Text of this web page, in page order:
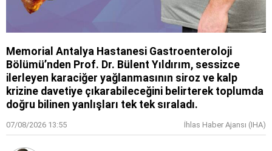
Memorial Antalya Hastanesi Gastroenteroloji
Bölümü’nden Prof. Dr. Bülent Yıldırım, sessizce
ilerleyen karaciğer yağlanmasının siroz ve kalp
krizine davetiye çıkarabileceğini belirterek toplumda
doğru bilinen yanlışları tek tek sıraladı.
07/08/2026 13:55 İhlas Haber Ajansı (IHA)